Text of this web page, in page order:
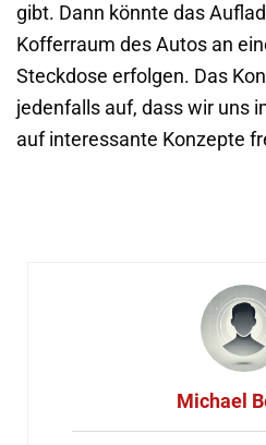
gibt. Dann könnte das
Kofferraum des Autos an
Steckdose erfolgen. Das
jedenfalls auf, dass wir uns
auf interessante Konzepte
Michael